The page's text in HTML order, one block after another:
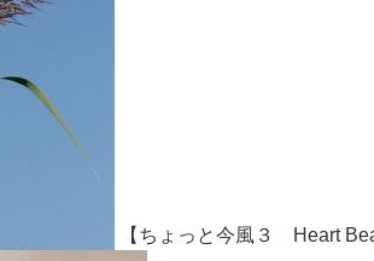
【ちょっと今風３ Heart